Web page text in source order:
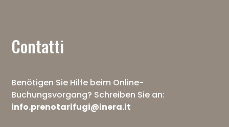
Contatti
Benötigen Sie Hilfe beim Online-
Buchungsvorgang? Schreiben Sie an:
info.prenotarifugi@inera.it